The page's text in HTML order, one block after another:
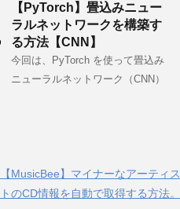
【PyTorch】畳込みニュー
ラルネットワークを構築す
る方法【CNN】
今回は、PyTorch を使って畳込み
ニューラルネットワーク（CNN）
【MusicBee】マイナーなアーティス
トのCD情報を自動で取得する方法。